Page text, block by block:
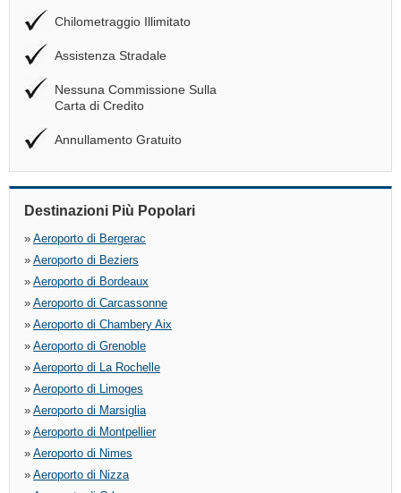
Chilometraggio Illimitato
Assistenza Stradale
Nessuna Commissione Sulla
Carta di Credito
Annullamento Gratuito
Destinazioni Più Popolari
» Aeroporto di Bergerac
» Aeroporto di Beziers
» Aeroporto di Bordeaux
» Aeroporto di Carcassonne
» Aeroporto di Chambery Aix
» Aeroporto di Grenoble
» Aeroporto di La Rochelle
» Aeroporto di Limoges
» Aeroporto di Marsiglia
» Aeroporto di Montpellier
» Aeroporto di Nimes
» Aeroporto di Nizza